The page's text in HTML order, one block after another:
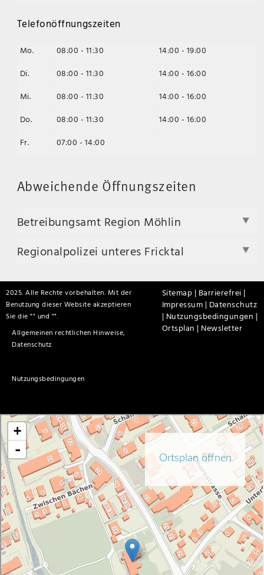
Telefonöffnungszeiten
Mo. 08:00 - 11:30
14:00 - 19:00
Di.
08:00 - 11:30
14:00 - 16:00
Mi.
08:00 - 11:30
14:00 - 16:00
Do.
08:00 - 11:30
14:00 - 16:00
Fr.
07:00 - 14:00
Abweichende Öffnungszeiten
Betreibungsamt Region Möhlin
Regionalpolizei unteres Fricktal
2025. Alle Rechte vorbehalten. Mit der
Benutzung dieser Website akzeptieren
Sie die "
Allgemeinen rechtlichen Hinweise,
Datenschutz
" und "
Nutzungsbedingungen
".
Sitemap | Barrierefrei |
Impressum | Datenschutz
| Nutzungsbedingungen |
Ortsplan | Newsletter